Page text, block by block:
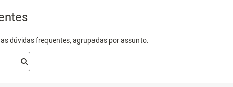
dúvidas frequentes, agrupadas por assunto.